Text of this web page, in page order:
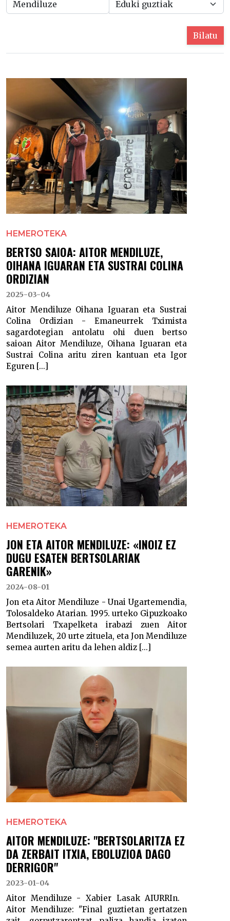
Bilatu
HEMEROTEKA
BERTSO SAIOA: AITOR MENDILUZE,
OIHANA IGUARAN ETA SUSTRAI COLINA
ORDIZIAN
2025-03-04
Aitor Mendiluze Oihana Iguaran eta Sustrai
Colina Ordizian - Emaneurrek Tximista
sagardotegian antolatu ohi duen bertso
saioan Aitor Mendiluze, Oihana Iguaran eta
Sustrai Colina aritu ziren kantuan eta Igor
Eguren [...]
HEMEROTEKA
JON ETA AITOR MENDILUZE: «INOIZ EZ
DUGU ESATEN BERTSOLARIAK
GARENIK»
2024-08-01
Jon eta Aitor Mendiluze - Unai Ugartemendia,
Tolosaldeko Atarian. 1995. urteko Gipuzkoako
Bertsolari Txapelketa irabazi zuen Aitor
Mendiluzek, 20 urte zituela, eta Jon Mendiluze
semea aurten aritu da lehen aldiz [...]
HEMEROTEKA
AITOR MENDILUZE: "BERTSOLARITZA EZ
DA ZERBAIT ITXIA, EBOLUZIOA DAGO
DERRIGOR"
2023-01-04
Aitor Mendiluze - Xabier Lasak AIURRIn.
Aitor Mendiluze: "Final guztietan gertatzen